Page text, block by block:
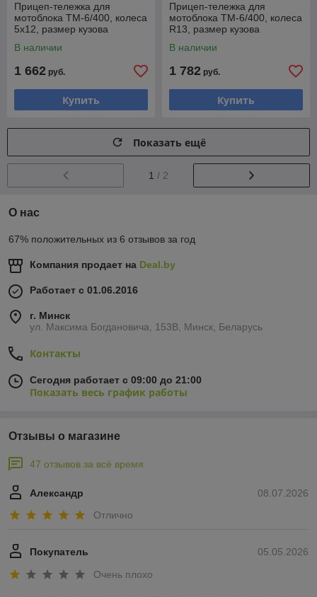
Прицеп-тележка для
мотоблока ТМ-6/400, колеса
5х12, размер кузова
В наличии
1 662 руб.
Купить
Прицеп-тележка для
мотоблока ТМ-6/400, колеса
R13, размер кузова
В наличии
1 782 руб.
Купить
Показать ещё
1 / 2
О нас
67% положительных из 6 отзывов за год
Компания продает на Deal.by
Работает с 01.06.2016
г. Минск
ул. Максима Богдановича, 153В, Минск, Беларусь
Контакты
Сегодня работает с 09:00 до 21:00
Показать весь график работы
Отзывы о магазине
47 отзывов за всё время
08.07.2026
Александр
Отлично
05.05.2026
Покупатель
Очень плохо